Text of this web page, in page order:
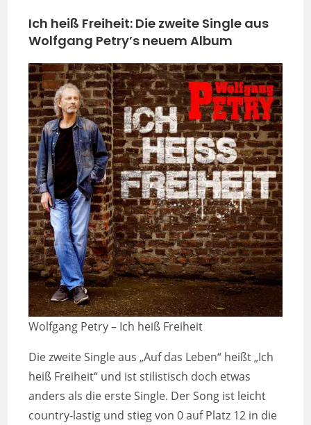
Ich heiß Freiheit: Die zweite Single aus
Wolfgang Petry’s neuem Album
Wolfgang Petry – Ich heiß Freiheit
Die zweite Single aus „Auf das Leben“ heißt „Ich
heiß Freiheit“ und ist stilistisch doch etwas
anders als die erste Single. Der Song ist leicht
country-lastig und stieg von 0 auf Platz 12 in die